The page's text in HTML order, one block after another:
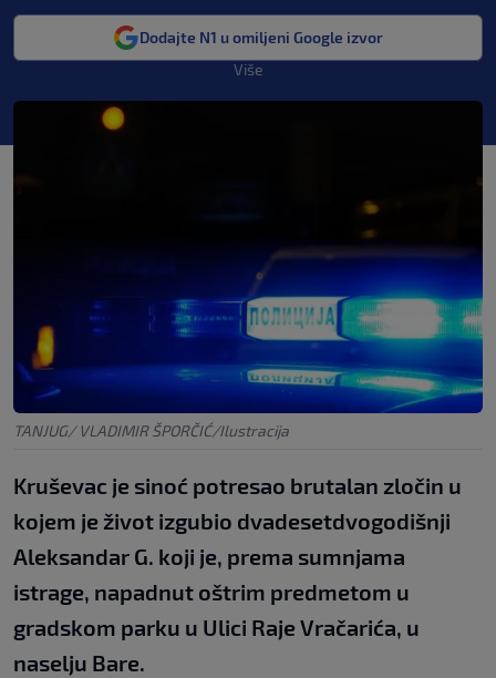
Dodajte N1 u omiljeni Google izvor
Više
TANJUG/ VLADIMIR ŠPORČIĆ/Ilustracija
Kruševac je sinoć potresao brutalan zločin u
kojem je život izgubio dvadesetdvogodišnji
Aleksandar G. koji je, prema sumnjama
istrage, napadnut oštrim predmetom u
gradskom parku u Ulici Raje Vračarića, u
naselju Bare.